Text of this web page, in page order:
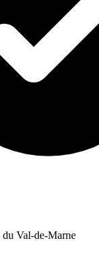
du Val-de-Marne